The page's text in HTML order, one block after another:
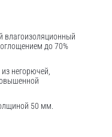
влагоизоляционный
до 70%
негорючей,
50 мм.